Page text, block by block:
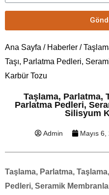
Ana Sayfa / Haberler /
Taşı, Parlatma Pedleri,
Karbür Tozu
Taşlama, Parlatma,
Parlatma Pedleri,
Silisyum
Admin Mayıs 6,
Taşlama, Parlatma,
Pedleri, Seramik